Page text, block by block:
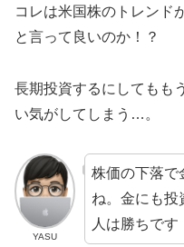
コレは米国株のトレンド
と言って良いのか！？
長期投資するにしてもも
い気がしてしまう…。
YASU
株価の下落で
ね。金にも投
人は勝ちです